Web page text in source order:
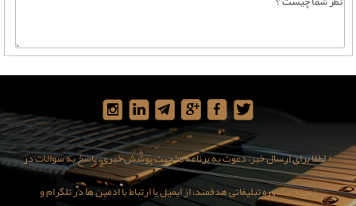
* لطفا برای ارسال خبر، دعوت به برنامه ها جهت پوشش خبری، پاسخ به سوالات در
زمینه مشاوره تبلیغاتی هدفمند، از ایمیل یا ارتباط با ادمین ها در تلگرام و